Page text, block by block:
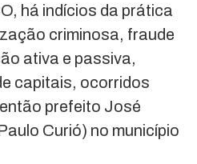
há indícios da prática
criminosa, fraude
ativa e passiva,
capitais, ocorridos
prefeito José
Curió) no município